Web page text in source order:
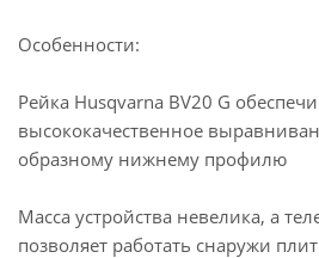
Особенности:
Рейка Husqvarna BV20 G
высококачественное
образному нижнему профилю
Масса устройства невелика, а
позволяет работать снаружи